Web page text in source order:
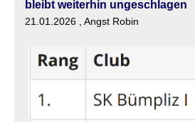
bleibt weiterhin ungeschlagen
21.01.2026 , Angst Robin